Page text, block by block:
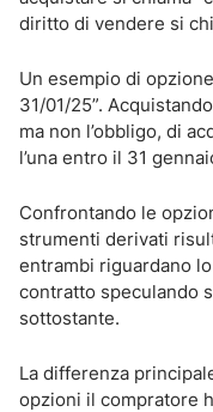
diritto di vendere si
Un esempio di
31/01/25”.
ma non l’obbligo, di
l’una entro il 31
Confrontando le
strumenti derivati
entrambi riguardano
contratto speculando
sottostante.
La differenza
opzioni il compratore